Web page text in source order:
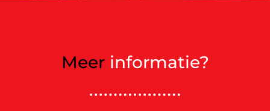
Meer informatie?